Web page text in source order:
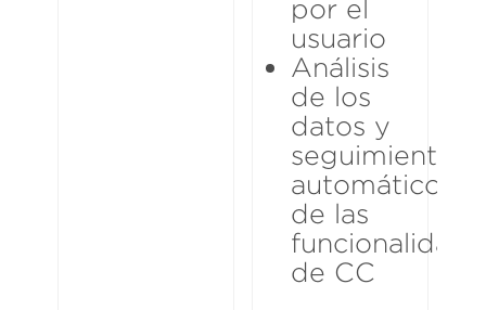
por el
usuario
Análisis
de los
datos y
seguimiento
automático
de las
de CC